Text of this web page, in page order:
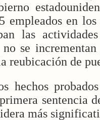
empleados en
las
no se
reubicación de
hechos
sentencia
más